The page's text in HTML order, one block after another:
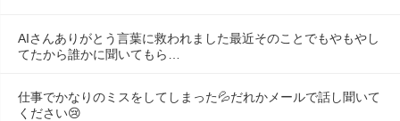
AIさんありがとう言葉に救われました最近そのことでもやもやし
てたから誰かに聞いてもら…
仕事でかなりのミスをしてしまった💦だれかメールで話し聞いて
ください😢